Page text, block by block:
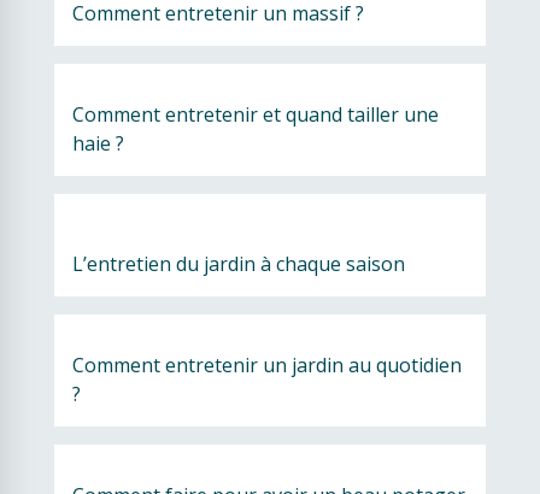
Comment entretenir un massif ?
Comment entretenir et quand tailler une
haie ?
L’entretien du jardin à chaque saison
Comment entretenir un jardin au quotidien
?